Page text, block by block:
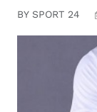
BY SPORT 24